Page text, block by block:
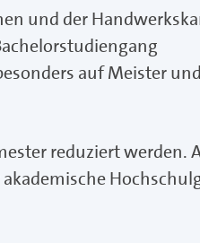
und der
auf Meister
reduziert werden.